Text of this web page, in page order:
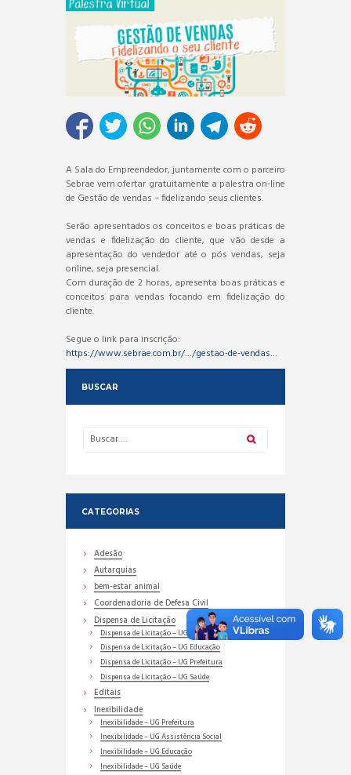
A Sala do Empreendedor, juntamente com o parceiro
Sebrae vem ofertar gratuitamente a palestra on-line
de Gestão de vendas – fidelizando seus clientes.
Serão apresentados os conceitos e boas práticas de
vendas e fidelização do cliente, que vão desde a
apresentação do vendedor até o pós vendas, seja
online, seja presencial.
Com duração de 2 horas, apresenta boas práticas e
conceitos para vendas focando em fidelização do
cliente.
Segue o link para inscrição:
https://www.sebrae.com.br/…/gestao-de-vendas…
BUSCAR
CATEGORIAS
Adesão
Autarquias
bem-estar animal
Coordenadoria de Defesa Civil
Dispensa de Licitação
Dispensa de Licitação – UG Assistência Social
Dispensa de Licitação – UG Educação
Dispensa de Licitação – UG Prefeitura
Dispensa de Licitação – UG Saúde
Editais
Inexibilidade
Inexibilidade – UG Prefeitura
Inexibilidade – UG Assistência Social
Inexibilidade – UG Educação
Inexibilidade – UG Saúde